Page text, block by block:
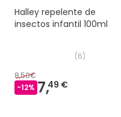
Halley repelente de
insectos infantil 100ml
(6)
8,50€
-12% 7,49 €